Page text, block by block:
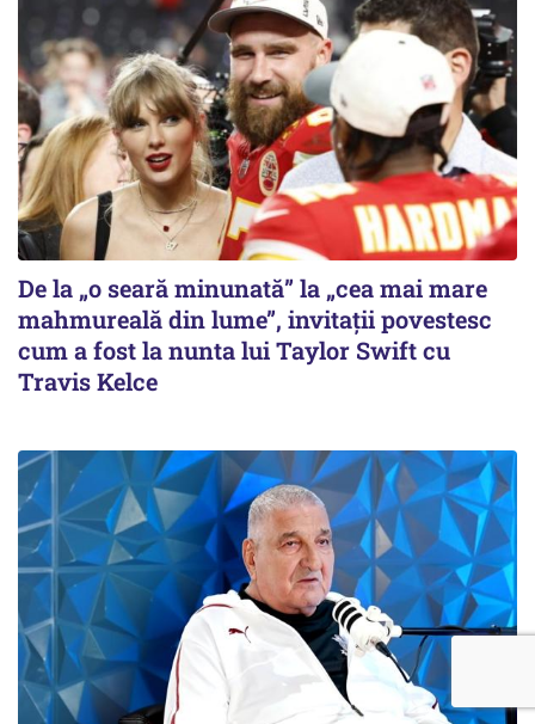
De la „o seară minunată” la „cea mai mare
mahmureală din lume”, invitații povestesc
cum a fost la nunta lui Taylor Swift cu
Travis Kelce